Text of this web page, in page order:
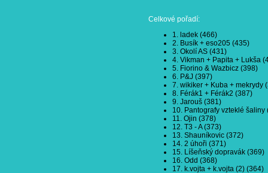
Celkové pořadí:
1. ladek (466)
2. Busík + eso205 (435)
3. Okolí AS (431)
4. Vikman + Papita + Lukša
5. Fiorino & Wazbicz (398)
6. P&J (397)
7. wikiker + Kuba + mekrydy
8. Férák1 + Férák2 (387)
9. Jarouš (381)
10. Pantografy vzteklé šaliny
11. Ojin (378)
12. T3 - A (373)
13. Shauníkovic (372)
14. 2 úhoři (371)
15. Líšeňský dopravák (369)
16. Odd (368)
17. k.vojta + k.vojta (2) (364)